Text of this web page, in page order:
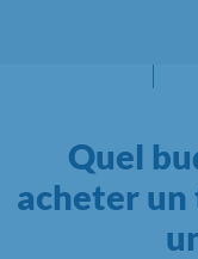
Quel
acheter